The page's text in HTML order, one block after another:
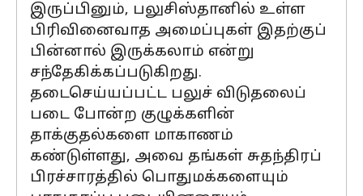
இருப்பினும், பலுசிஸ்தானில் உள்ள
பிரிவினைவாத அமைப்புகள் இதற்குப்
பின்னால் இருக்கலாம் என்று
சந்தேகிக்கப்படுகிறது.
தடைசெய்யப்பட்ட பலுச் விடுதலைப்
படை போன்ற குழுக்களின்
தாக்குதல்களை மாகாணம்
கண்டுள்ளது, அவை தங்கள் சுதந்திரப்
பிரச்சாரத்தில் பொதுமக்களையும்